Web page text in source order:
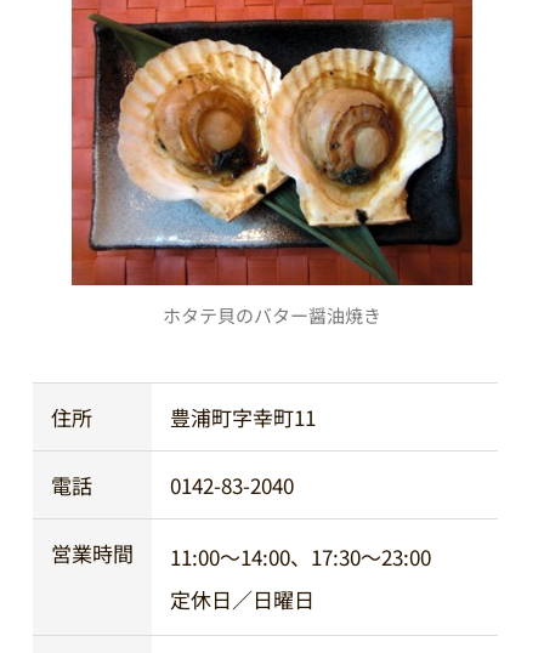
ホタテ貝のバター醤油焼き
住所 豊浦町字幸町11
電話 0142-83-2040
営業時間
11:00～14:00、17:30～23:00
定休日／日曜日